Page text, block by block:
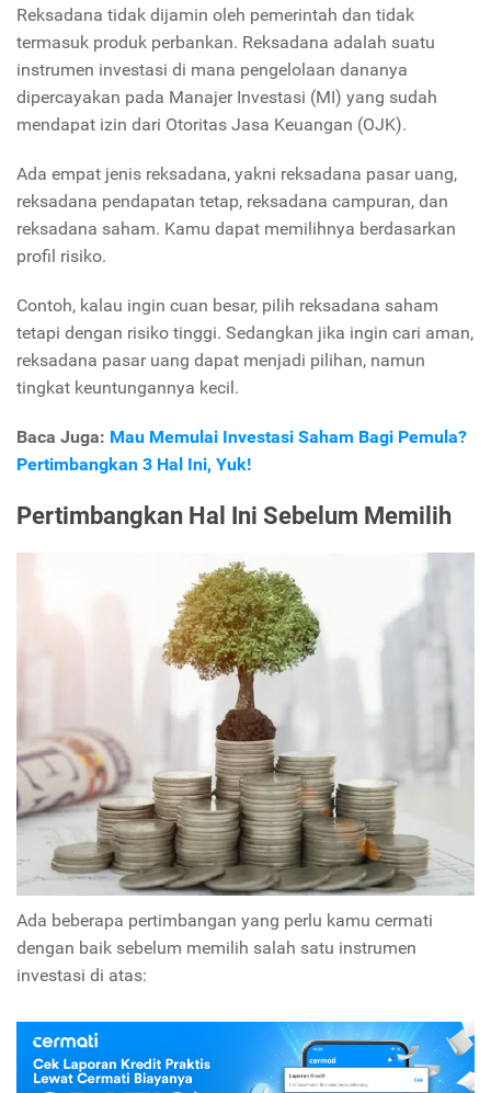
Reksadana tidak dijamin oleh pemerintah dan tidak
termasuk produk perbankan. Reksadana adalah suatu
instrumen investasi di mana pengelolaan dananya
dipercayakan pada Manajer Investasi (MI) yang sudah
mendapat izin dari Otoritas Jasa Keuangan (OJK).
Ada empat jenis reksadana, yakni reksadana pasar uang,
reksadana pendapatan tetap, reksadana campuran, dan
reksadana saham. Kamu dapat memilihnya berdasarkan
profil risiko.
Contoh, kalau ingin cuan besar, pilih reksadana saham
tetapi dengan risiko tinggi. Sedangkan jika ingin cari aman,
reksadana pasar uang dapat menjadi pilihan, namun
tingkat keuntungannya kecil.
Baca Juga: Mau Memulai Investasi Saham Bagi Pemula?
Pertimbangkan 3 Hal Ini, Yuk!
Pertimbangkan Hal Ini Sebelum Memilih
Ada beberapa pertimbangan yang perlu kamu cermati
dengan baik sebelum memilih salah satu instrumen
investasi di atas: